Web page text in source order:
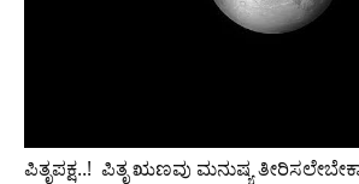
ಪಿತೃಪಕ್ಷ..!‌ ‌ ಪಿತೃ ಋಣವು ಮನುಷ್ಯ